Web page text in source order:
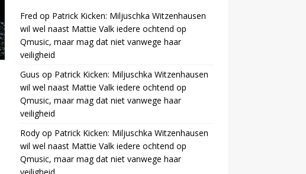
Fred op Patrick Kicken: Miljuschka Witzenhausen
wil wel naast Mattie Valk iedere ochtend op
Qmusic, maar mag dat niet vanwege haar
veiligheid
Guus op Patrick Kicken: Miljuschka Witzenhausen
wil wel naast Mattie Valk iedere ochtend op
Qmusic, maar mag dat niet vanwege haar
veiligheid
Rodyop Patrick Kicken: Miljuschka Witzenhausen
wil wel naast Mattie Valk iedere ochtend op
Qmusic, maar mag dat niet vanwege haar
veiligheid